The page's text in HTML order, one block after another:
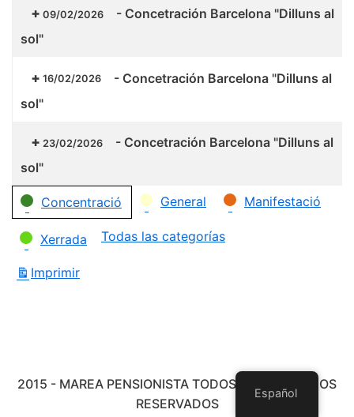
09/02/2026 - Concetración Barcelona "Dilluns al
sol"
16/02/2026 - Concetración Barcelona "Dilluns al
sol"
23/02/2026 - Concetración Barcelona "Dilluns al
sol"
Categorías
Concentració General Manifestació
Xerrada Todas las categorías
Imprimir
2015 - MAREA PENSIONISTA TODOS LOS DERECHOS
RESERVADOS
Español